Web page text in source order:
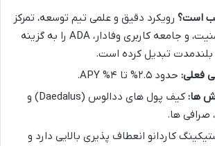
رویکرد دقیق و علمی تیم توسعه، تمرکز
بر پایداری و امنیت، و جامعه کاربری وفادار، ADA را به گزینه
بلندمدت تبدیل کرده است.
فعلی: حدود ۲.۵% تا ۴% APY.
ها:
کیف پول های ددالوس (Daedalus) و
کاردانو انعطاف پذیری بالایی دارد و